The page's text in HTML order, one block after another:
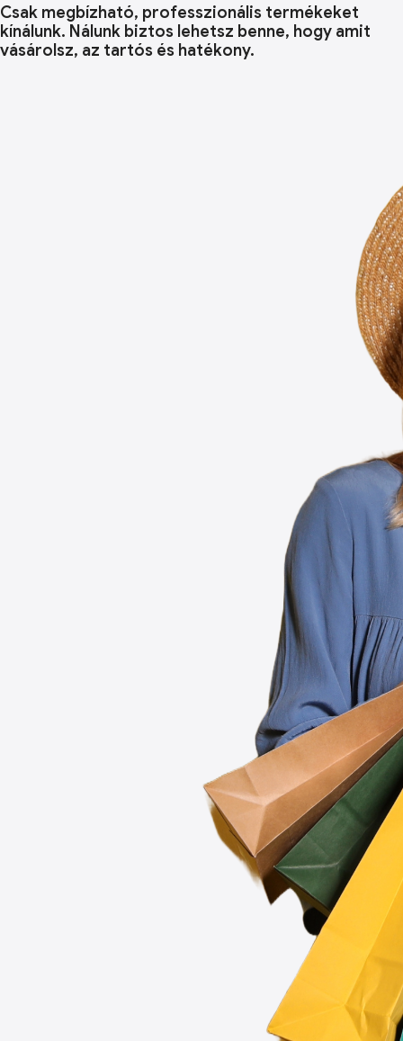
Csak megbízható, professzionális termékeket
kínálunk. Nálunk biztos lehetsz benne, hogy amit
vásárolsz, az tartós és hatékony.